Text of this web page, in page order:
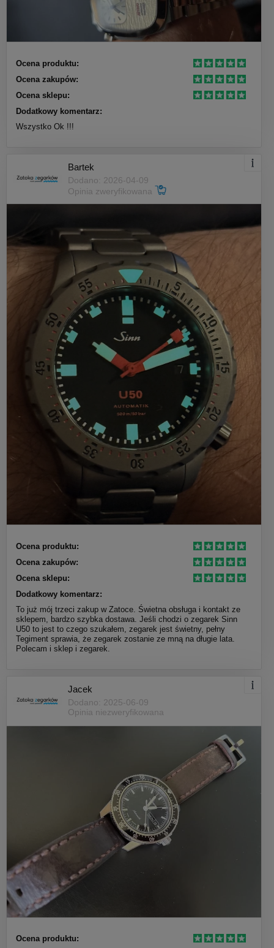
Ocena produktu:
Ocena zakupów:
Ocena sklepu:
Dodatkowy komentarz:
Wszystko Ok !!!
Bartek
Dodano: 2026-04-09
Opinia zweryfikowana
Ocena produktu:
Ocena zakupów:
Ocena sklepu:
Dodatkowy komentarz:
To już mój trzeci zakup w Zatoce. Świetna obsługa i kontakt ze
sklepem, bardzo szybka dostawa. Jeśli chodzi o zegarek Sinn
U50 to jest to czego szukałem, zegarek jest świetny, pełny
Tegiment sprawia, że zegarek zostanie ze mną na długie lata.
Polecam i sklep i zegarek.
Jacek
Dodano: 2025-06-09
Opinia niezweryfikowana
Ocena produktu: